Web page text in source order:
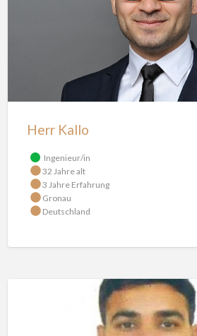
Herr Kallo
Ingenieur/in
32 Jahre alt
3 Jahre Erfahrung
Gronau
Deutschland